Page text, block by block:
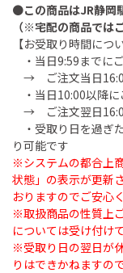
●この商品はJR静岡
（※宅配の商品では
【お受取り時間につ
・当日9:59までに
→ ご注文当日16:00
・当日10:00以降に
→ ご注文翌日16:00
・受取り日を過ぎ
り可能です
※システムの都合上
状態」の表示が更新
おりますのでご安心
※取扱商品の性質上
については受け付け
※受取り日の翌日が
りはできかねますの